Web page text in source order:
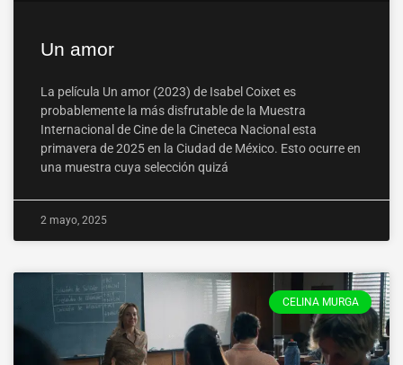
Un amor
La película Un amor (2023) de Isabel Coixet es
probablemente la más disfrutable de la Muestra
Internacional de Cine de la Cineteca Nacional esta
primavera de 2025 en la Ciudad de México. Esto ocurre en
una muestra cuya selección quizá
2 mayo, 2025
CELINA MURGA